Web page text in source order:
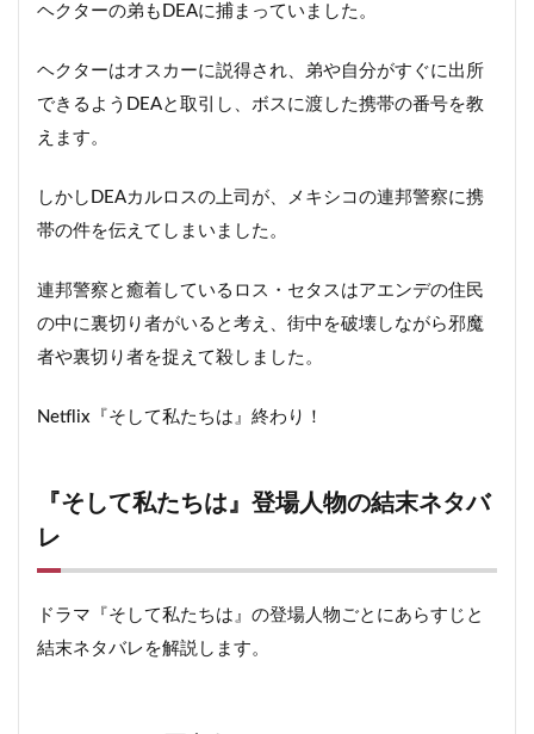
ヘクターの弟もDEAに捕まっていました。
ヘクターはオスカーに説得され、弟や自分がすぐに出所
できるようDEAと取引し、ボスに渡した携帯の番号を教
えます。
しかしDEAカルロスの上司が、メキシコの連邦警察に携
帯の件を伝えてしまいました。
連邦警察と癒着しているロス・セタスはアエンデの住民
の中に裏切り者がいると考え、街中を破壊しながら邪魔
者や裏切り者を捉えて殺しました。
Netflix『そして私たちは』終わり！
『そして私たちは』登場人物の結末ネタバ
レ
ドラマ『そして私たちは』の登場人物ごとにあらすじと
結末ネタバレを解説します。